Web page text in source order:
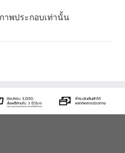
าพประกอบเท่านั้น